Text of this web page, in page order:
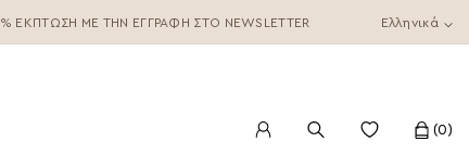
ΈΚΠΤΩΣΗ ΜΕ ΤΗΝ ΕΓΓΡΑΦΉ ΣΤΟ NEWSLETTER Ελληνικά
0